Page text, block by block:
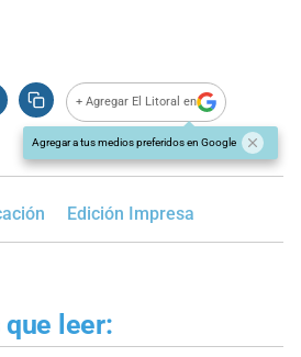
+ Agregar El Litoral en
Agregar a tus medios preferidos en Google
Edición Impresa
leer: